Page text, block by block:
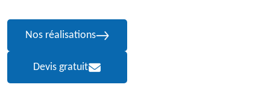
Nos réalisations
Devis gratuit